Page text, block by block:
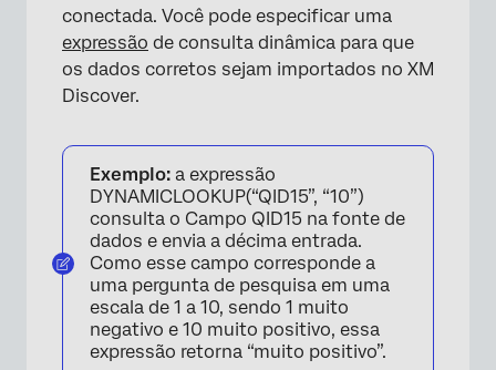
conectada. Você pode especificar uma
expressão de consulta dinâmica para que
os dados corretos sejam importados no XM
Discover.
Exemplo: a expressão
DYNAMICLOOKUP(“QID15”, “10”)
consulta o Campo QID15 na fonte de
dados e envia a décima entrada.
Como esse campo corresponde a
uma pergunta de pesquisa em uma
escala de 1 a 10, sendo 1 muito
negativo e 10 muito positivo, essa
expressão retorna “muito positivo”.